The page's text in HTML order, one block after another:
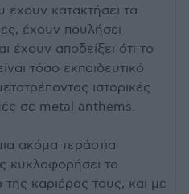
έχουν κατακτήσει τα
έχουν πουλήσει
έχουν αποδείξει ότι το
τόσο εκπαιδευτικό
ιστορικές
σε metal anthems.
ακόμα τεράστια
κυκλοφορήσει το
της καριέρας τους, και με